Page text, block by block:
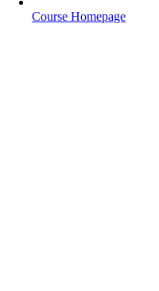
Course Homepage